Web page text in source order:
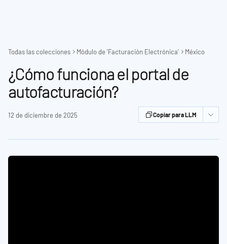
Todas las colecciones Módulo de 'Facturación Electrónica' México
¿Cómo funciona el portal de
autofacturación?
12 de diciembre de 2025 Copiar para LLM